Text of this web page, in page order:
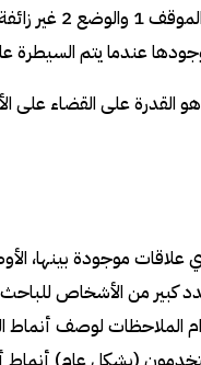
القضاء على الأسباب المحتملة
القدرة على القضاء على
موجودة بينها،
كبير من الأشخاص
الملاحظات لوصف أنماط